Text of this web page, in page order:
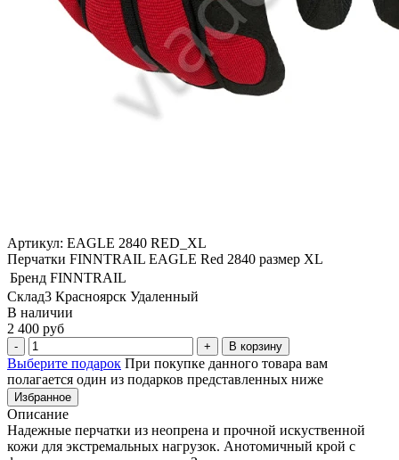
Артикул: EAGLE 2840 RED_XL
Перчатки FINNTRAIL EAGLE Red 2840 размер XL
Бренд FINNTRAIL
Склад3 Красноярск Удаленный
В наличии
2 400 руб
В корзину
Выберите подарок При покупке данного товара вам
полагается один из подарков представленных ниже
Избранное
Описание
Надежные перчатки из неопрена и прочной искуственной
кожи для экстремальных нагрузок. Анотомичный крой с